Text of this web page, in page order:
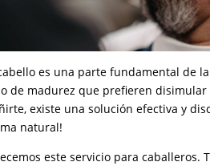
es una parte fundamental de
de madurez que prefieren
existe una solución efectiva y
natural!
este servicio para